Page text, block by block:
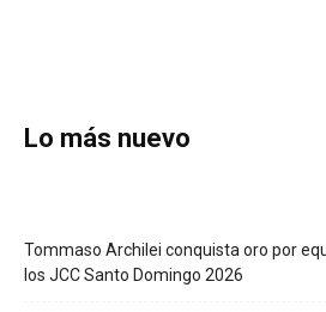
Lo más nuevo
Tommaso Archilei conquista oro por
los JCC Santo Domingo 2026